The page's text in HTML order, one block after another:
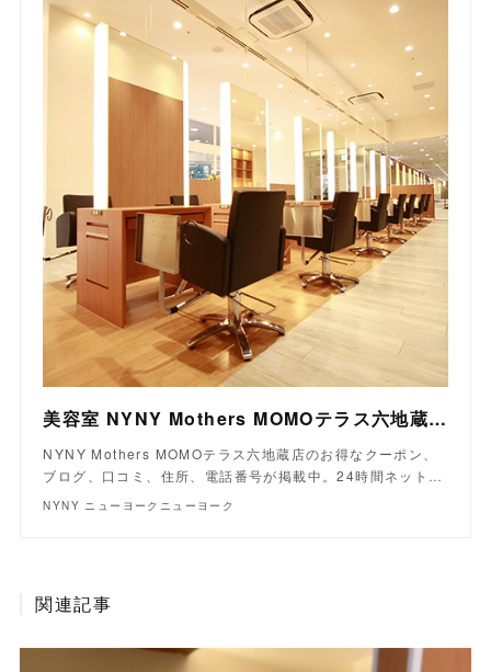
美容室 NYNY Mothers MOMOテラス六地蔵店｜ヘアサロン・美容院｜ニューヨークニューヨーク
NYNY Mothers MOMOテラス六地蔵店のお得なクーポン、
ブログ、口コミ、住所、電話番号が掲載中。24時間ネット…
NYNY ニューヨークニューヨーク
関連記事